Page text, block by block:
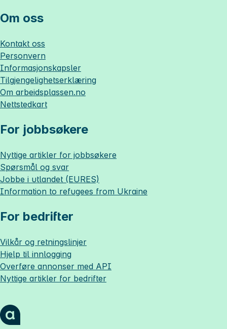
Om oss
Kontakt oss
Personvern
Informasjonskapsler
Tilgjengelighetserklæring
Om arbeidsplassen.no
Nettstedkart
For jobbsøkere
Nyttige artikler for jobbsøkere
Spørsmål og svar
Jobbe i utlandet (EURES)
Information to refugees from Ukraine
For bedrifter
Vilkår og retningslinjer
Hjelp til innlogging
Overføre annonser med API
Nyttige artikler for bedrifter